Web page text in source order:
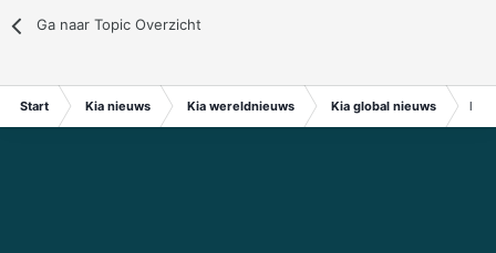
Ga naar Topic Overzicht
Start Kia nieuws Kia wereldnieuws Kia global nieuws